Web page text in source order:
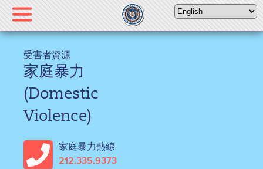
Please
note:
This
website
includes
accessibility
system.
受害者資源
家庭暴力
(Domestic
Violence)
家庭暴力熱線
212.335.9373